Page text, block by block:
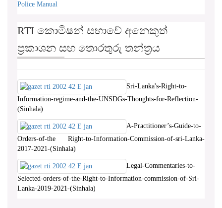
Police Manual
RTI කොමිෂන් සභාවේ අනෙකුත්
ප්‍රකාශන සහ තොරතුරු තන්ත්‍රය
Sri-Lanka's-Right-to-
Information-regime-and-the-UNSDGs-Thoughts-for-Reflection-
(Sinhala)
A-Practitioner’s-Guide-to-
Orders-of-the Right-to-Information-Commission-of-sri-Lanka-
2017-2021-(Sinhala)
Legal-Commentaries-to-
Selected-orders-of-the-Right-to-Information-commission-of-Sri-
Lanka-2019-2021-(Sinhala)